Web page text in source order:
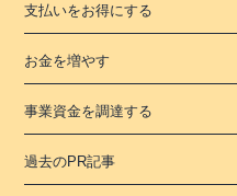
支払いをお得にする
お金を増やす
事業資金を調達する
過去のPR記事